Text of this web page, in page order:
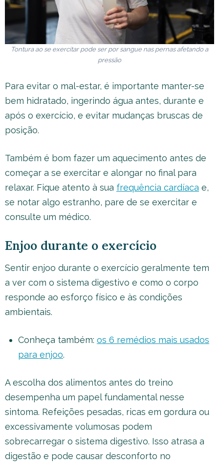
Tontura ao se exercitar pode ser por sangue nas pernas afetando a
pressão
Para evitar o mal-estar, é importante manter-se
bem hidratado, ingerindo água antes, durante e
após o exercício, e evitar mudanças bruscas de
posição.
Também é bom fazer um aquecimento antes de
começar a se exercitar e alongar no final para
relaxar. Fique atento à sua frequência cardíaca e,
se notar algo estranho, pare de se exercitar e
consulte um médico.
Enjoo durante o exercício
Sentir enjoo durante o exercício geralmente tem
a ver com o sistema digestivo e como o corpo
responde ao esforço físico e às condições
ambientais.
Conheça também: os 6 remédios mais usados
para enjoo.
A escolha dos alimentos antes do treino
desempenha um papel fundamental nesse
sintoma. Refeições pesadas, ricas em gordura ou
excessivamente volumosas podem
sobrecarregar o sistema digestivo. Isso atrasa a
digestão e pode causar desconforto no